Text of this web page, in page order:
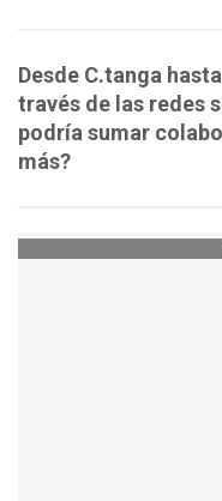
Desde C.tanga
través de las redes
podría sumar
más?